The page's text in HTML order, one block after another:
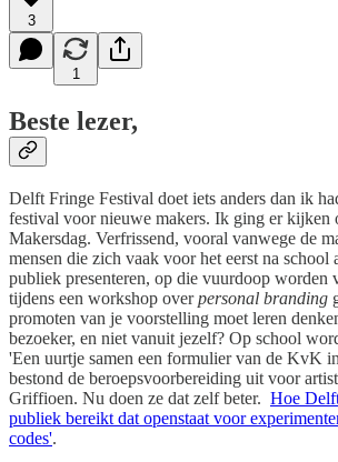
3
1
Beste lezer,
Delft Fringe Festival doet iets anders dan ik
festival voor nieuwe makers. Ik ging er kijken
Makersdag. Verfrissend, vooral vanwege de
mensen die zich vaak voor het eerst na school
publiek presenteren, op die vuurdoop worden
tijdens een workshop overpersonal branding
promoten van je voorstelling moet leren
bezoeker, en niet vanuit jezelf? Op school
'Een uurtje samen een formulier van de KvK
bestond de beroepsvoorbereiding uit voor
Griffioen. Nu doen ze dat zelf beter. Hoe
publiek bereikt dat openstaat voor
codes'.